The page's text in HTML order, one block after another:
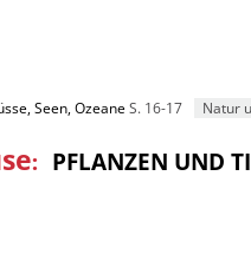
Seen, OzeaneS. 16-17 Natur
: PFLANZEN UND